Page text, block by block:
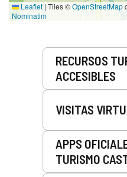
Leaflet | Tiles ©OpenStreetMap
Nominatim
RECURSOS
ACCESIBLES
VISITAS
APPS
TURISMO